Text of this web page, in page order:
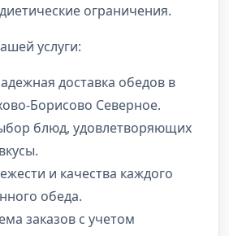
ограничения.
услуги:
доставка обедов в
Борисово Северное.
блюд, удовлетворяющих
и качества каждого
обеда.
заказов с учетом